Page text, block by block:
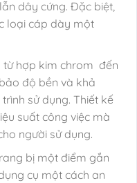
dây cứng. Đặc biệt,
loại cáp dày một
từ hợp kim chrom đến
độ bền và khả
sử dụng. Thiết kế
suất công việc mà
người sử dụng.
bị một điểm gắn
cụ một cách an